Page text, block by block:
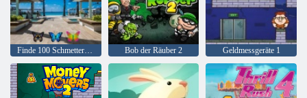
Finde 100 Schmetterlinge Bob der Räuber 2 Geldmessgeräte 1